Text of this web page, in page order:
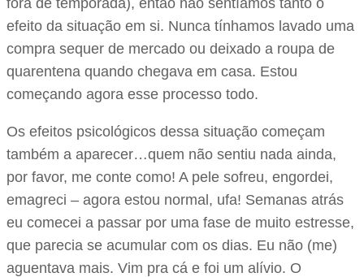
efeito da situação em si. Nunca tínhamos lavado uma
compra sequer de mercado ou deixado a roupa de
quarentena quando chegava em casa. Estou
começando agora esse processo todo.
Os efeitos psicológicos dessa situação começam
também a aparecer…quem não sentiu nada ainda,
por favor, me conte como! A pele sofreu, engordei,
emagreci – agora estou normal, ufa! Semanas atrás
eu comecei a passar por uma fase de muito estresse,
que parecia se acumular com os dias. Eu não (me)
aguentava mais. Vim pra cá e foi um alívio. O